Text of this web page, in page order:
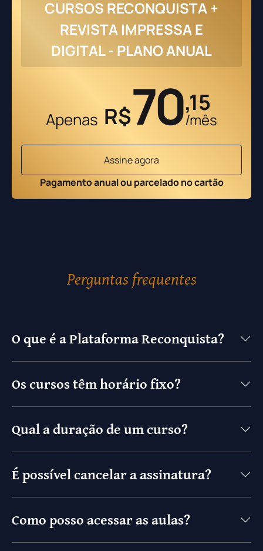
CURSOS RECONQUISTA +
REVISTA IMPRESSA E
DIGITAL - PLANO ANUAL
Apenas R$70,15
/mês
Assine agora
Pagamento anual ou parcelado no cartão
Perguntas frequentes
O que é a Plataforma Reconquista?
Os cursos têm horário fixo?
Qual a duração de um curso?
É possível cancelar a assinatura?
Como posso acessar as aulas?